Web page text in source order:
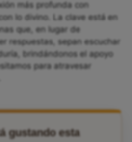
más profunda con
lo divino. La clave está en
que, en lugar de
respuestas, sepan escuchar
brindándonos el apoyo
para atravesar
gustando esta